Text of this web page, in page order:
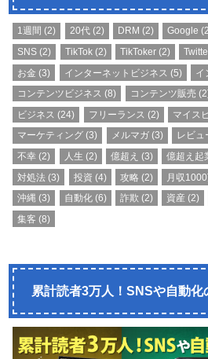
1週間 (2) 20代(2) DRM (2) Google
SNS (2) TikTok(2) TikToker(2)
お金 (3) インターネットビジネス (5) イ
コンテンツビジネス (8) コンテンツ販売
ビジネス (24) フリーランス (2) マイス
マーケティング (3) メルマガ(3) レビュ
不幸 (2) 人生 (2) 億超え (3) 億超え起
対処法 (3) 投資 (4) 攻略 (2) 月収
沖縄 (3) 自動化(6) 詐欺 (2) 資産 (2)
集客 (8)
累計読者3万人！SNSや自動化